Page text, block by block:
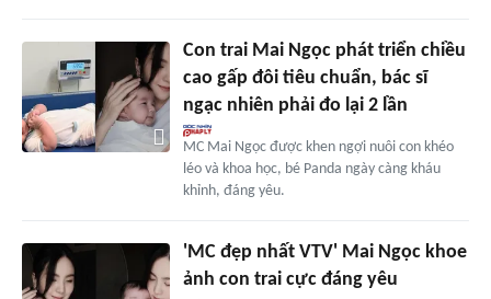
Con trai Mai Ngọc phát triển chiều
cao gấp đôi tiêu chuẩn, bác sĩ
ngạc nhiên phải đo lại 2 lần
MC Mai Ngọc được khen ngợi nuôi con khéo
léo và khoa học, bé Panda ngày càng kháu
khỉnh, đáng yêu.
'MC đẹp nhất VTV' Mai Ngọc khoe
ảnh con trai cực đáng yêu